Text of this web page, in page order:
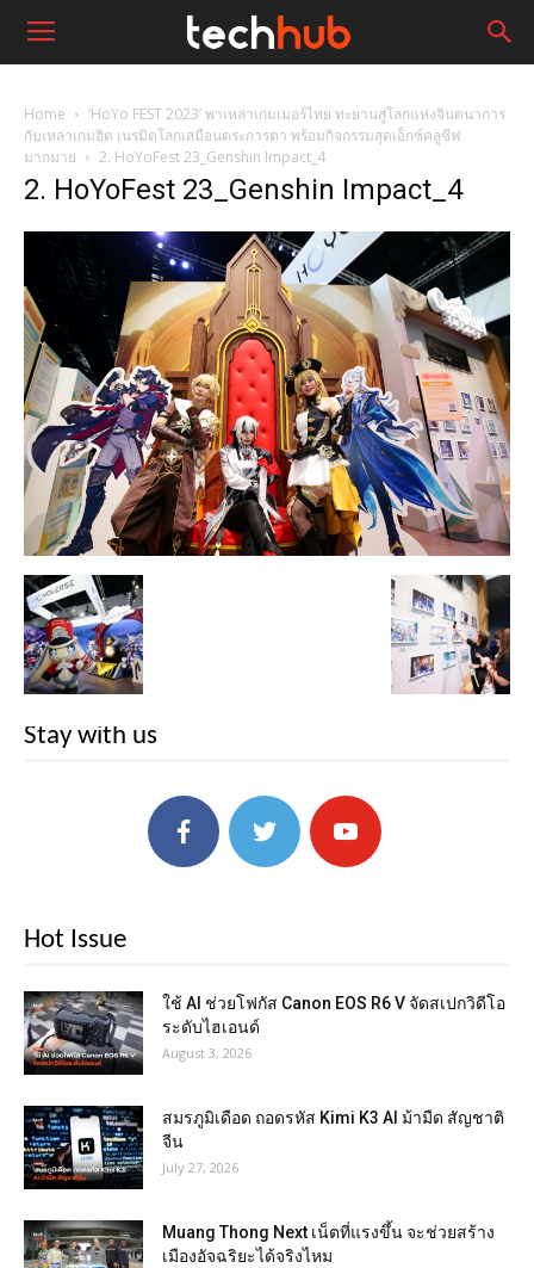
Home
‘HoYo FEST 2023’ พาเหล่าเกมเมอร์ไทย ทะยานสู่โลกแห่งจินตนาการ
กับเหล่าเกมฮิต เนรมิตโลกเสมือนตระการตา พร้อมกิจกรรมสุดเอ็กซ์คลูซีฟ
มากมาย
2. HoYoFest 23_Genshin Impact_4
2. HoYoFest 23_Genshin Impact_4
Stay with us
Hot Issue
ใช้ AI ช่วยโฟกัส Canon EOS R6 V จัดสเปกวิดีโอ
ระดับไฮเอนด์
August 3, 2026
สมรภูมิเดือด ถอดรหัส Kimi K3 AI ม้ามืด สัญชาติ
จีน
July 27, 2026
Muang Thong Next เน็ตที่แรงขึ้น จะช่วยสร้าง
เมืองอัจฉริยะได้จริงไหม